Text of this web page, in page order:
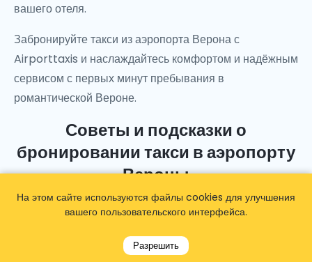
вашего отеля.
Забронируйте такси из аэропорта Верона с
Airporttaxis и наслаждайтесь комфортом и надёжным
сервисом с первых минут пребывания в
романтической Вероне.
Советы и подсказки о
бронировании такси в аэропорту
Вероны
Такси аэропорта Вероны работают по счетчику,
На этом сайте используются файлы cookies для улучшения
вашего пользовательского интерфейса.
Разрешить